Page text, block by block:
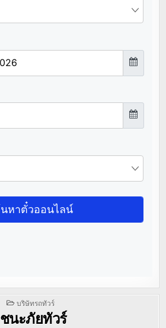
POSTED
IN
บริษัทรถทัวร์
ชนะภัยทัวร์